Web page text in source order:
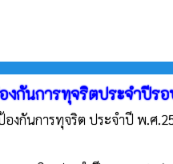
งกันการทุจริตประจำปีร
งกันการทุจริต ประจำปี พ.ศ